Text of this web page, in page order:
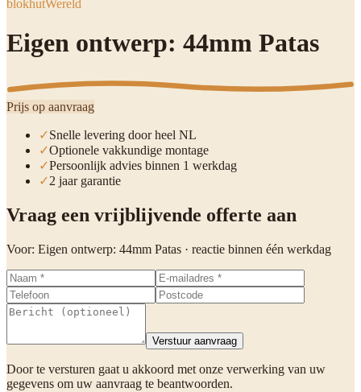
blokhutWereld
Eigen ontwerp: 44mm Patas
Prijs op aanvraag
✓Snelle levering door heel NL
✓Optionele vakkundige montage
✓Persoonlijk advies binnen 1 werkdag
✓2 jaar garantie
Vraag een vrijblijvende offerte aan
Voor: Eigen ontwerp: 44mm Patas · reactie binnen één werkdag
Verstuur aanvraag
Door te versturen gaat u akkoord met onze verwerking van uw
gegevens om uw aanvraag te beantwoorden.